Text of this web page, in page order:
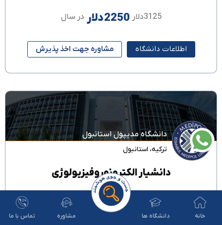
3125دلار 2250دلار در سال
اطلاعات دانشگاه مشاوره جهت اخذ پذیرش
دانشگاه مدیپول استانبول
ترکیه، استانبول
دانشیار الکترونوروفیزیولوژی
در مقطعفوق دیپلم
تدریس به زبان
خانه دانشگاه ها مشاوره تماس با ما